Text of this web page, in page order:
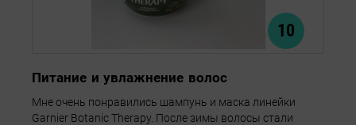
10
Питание и увлажнение волос
Мне очень понравились шампунь и маска линейки
Garnier Botanic Therapy. После зимы волосы стали